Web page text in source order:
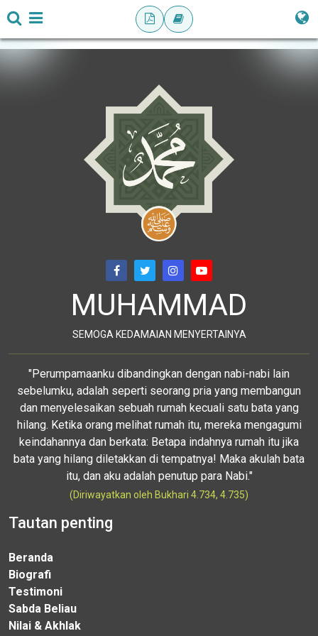
MUHAMMAD
SEMOGA KEDAMAIAN MENYERTAINYA
"Perumpamaanku dibandingkan dengan nabi-nabi lain
sebelumku, adalah seperti seorang pria yang membangun
dan menyelesaikan sebuah rumah kecuali satu bata yang
hilang. Ketika orang melihat rumah itu, mereka mengagumi
keindahannya dan berkata: Betapa indahnya rumah itu jika
bata yang hilang diletakkan di tempatnya! Maka akulah bata
itu, dan aku adalah penutup para Nabi."
(Diriwayatkan oleh Bukhari 4.734, 4.735)
Tautan penting
Beranda
Biografi
Testimoni
Sabda Beliau
Nilai & Akhlak